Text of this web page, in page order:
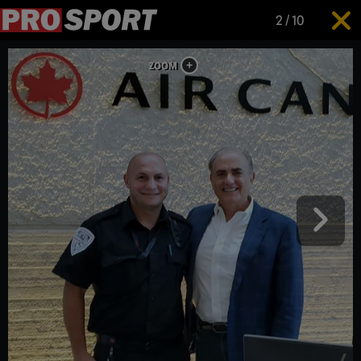
2 /10